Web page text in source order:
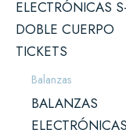
Balanzas
BALANZAS